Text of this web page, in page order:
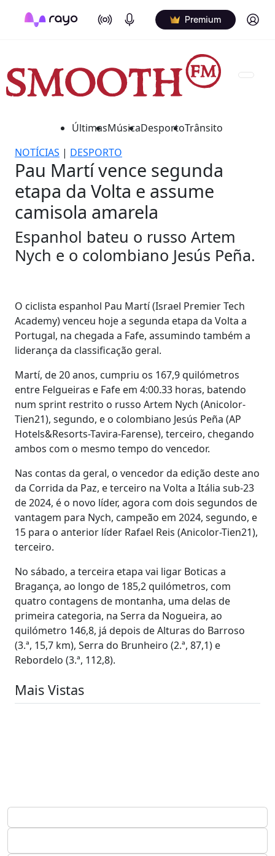
On Air Podcasts Premium Log in
ÚltimasMúsicaDesportoTrânsito
NOTÍCIAS | DESPORTO
Pau Martí vence segunda
etapa da Volta e assume
camisola amarela
Espanhol bateu o russo Artem
Nych e o colombiano Jesús Peña.
O ciclista espanhol Pau Martí (Israel Premier Tech
Academy) venceu hoje a segunda etapa da Volta a
Portugal, na chegada a Fafe, assumindo também a
liderança da classificação geral.
Martí, de 20 anos, cumpriu os 167,9 quilómetros
entre Felgueiras e Fafe em 4:00.33 horas, batendo
num sprint restrito o russo Artem Nych (Anicolor-
Tien21), segundo, e o colombiano Jesús Peña (AP
Hotels&Resorts-Tavira-Farense), terceiro, chegando
ambos com o mesmo tempo do vencedor.
Nas contas da geral, o vencedor da edição deste ano
da Corrida da Paz, e terceiro na Volta a Itália sub-23
de 2024, é o novo líder, agora com dois segundos de
vantagem para Nych, campeão em 2024, segundo, e
15 para o anterior líder Rafael Reis (Anicolor-Tien21),
terceiro.
No sábado, a terceira etapa vai ligar Boticas a
Bragança, ao longo de 185,2 quilómetros, com
quatro contagens de montanha, uma delas de
primeira categoria, na Serra da Nogueira, ao
quilómetro 146,8, já depois de Alturas do Barroso
(3.ª, 15,7 km), Serra do Brunheiro (2.ª, 87,1) e
Rebordelo (3.ª, 112,8).
Mais Vistas